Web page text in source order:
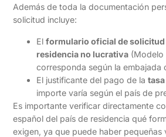
Además de toda la documentación
solicitud incluye:
Elformulario oficial de solicitud
residencia no lucrativa (Modelo
corresponda según la embajada
El justificante del pago de la
importe varía según el país de
Es importante verificar directamente
español del país de residencia qué
exigen, ya que puede haber pequeñas